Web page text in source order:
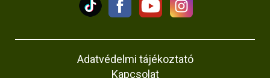
Adatvédelmi tájékoztató
Kapcsolat